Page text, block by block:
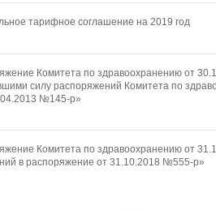
тарифное соглашение на 2019 год
Комитета по здравоохранению от
силу распоряжений Комитета по
№145-р»
Комитета по здравоохранению от
в распоряжение от 31.10.2018 №555-р»